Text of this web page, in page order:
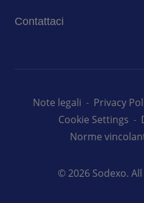
Comunicati stampa
Case di risposo
Università
Contattaci
© 2026 Sodexo.
Note legali Privacy
Cookie Settings
Norme